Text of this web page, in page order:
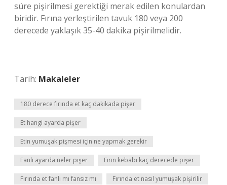
süre pişirilmesi gerektiği merak edilen konulardan
biridir. Fırına yerleştirilen tavuk 180 veya 200
derecede yaklaşık 35-40 dakika pişirilmelidir.
Tarih: Makaleler
180 derece fırında et kaç dakikada pişer
Et hangi ayarda pişer
Etin yumuşak pişmesi için ne yapmak gerekir
Fanlı ayarda neler pişer Fırın kebabı kaç derecede pişer
Fırında et fanlı mı fansız mı Fırında et nasıl yumuşak pişirilir